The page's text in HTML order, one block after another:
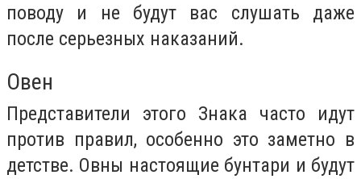
поводу и не будут вас слушать даже
после серьезных наказаний.
Овен
Представители этого Знака часто идут
против правил, особенно это заметно в
детстве. Овны настоящие бунтари и будут